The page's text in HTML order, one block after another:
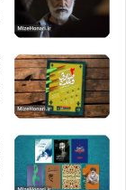
• نمایش ۲ فیلم در «پاتوق مستند»